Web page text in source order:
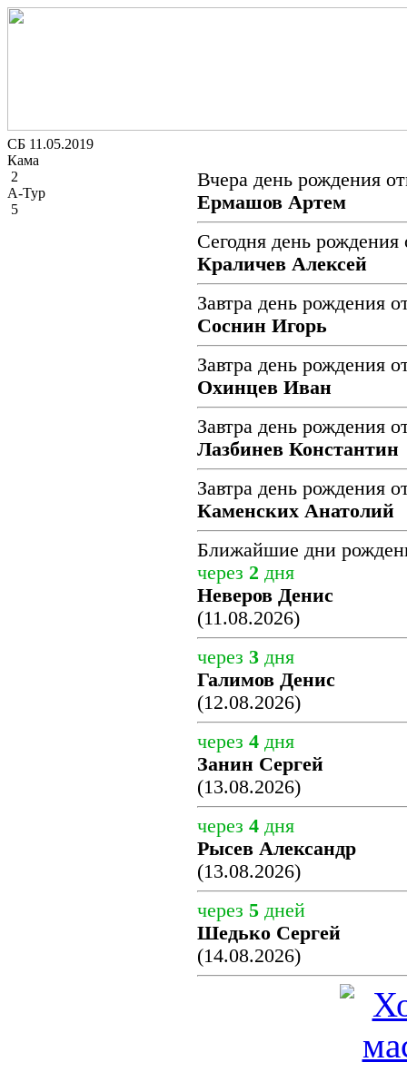
СБ 11.05.2019
Кама
2
А-Тур
5
Вчера день рождения
Ермашов Артем
Сегодня день рождения
Краличев Алексей
Завтра день рождения
Соснин Игорь
Завтра день рождения
Охинцев Иван
Завтра день рождения
Лазбинев Константин
Завтра день рождения
Каменских Анатолий
Ближайшие дни
через 2 дня
Неверов Денис
(11.08.2026)
через 3 дня
Галимов Денис
(12.08.2026)
через 4 дня
Занин Сергей
(13.08.2026)
через 4 дня
Рысев Александр
(13.08.2026)
через 5 дней
Шедько Сергей
(14.08.2026)